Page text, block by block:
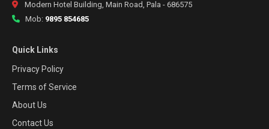
Modern Hotel Building, Main Road, Pala - 686575
Mob: 9895 854685
Quick Links
Privacy Policy
Terms of Service
About Us
Contact Us